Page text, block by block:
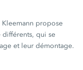
propose
différents, qui se
et leur démontage.